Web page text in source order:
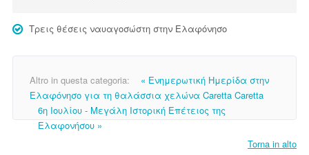
Τρεις θέσεις ναυαγοσώστη στην Ελαφόνησο
Altro in questa categoria:
« Ενημερωτική Ημερίδα στην
Ελαφόνησο για τη θαλάσσια χελώνα Caretta Caretta
6η Ιουλίου - Μεγάλη Ιστορική Επέτειος της
Ελαφονήσου »
Torna in alto